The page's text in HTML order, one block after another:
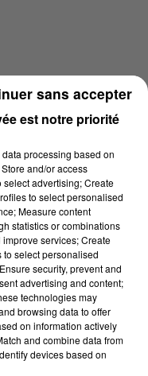
est notre priorité
processing based on
and/or access
advertising; Create
to select personalised
Measure content
statistics or combinations
services; Create
select personalised
security, prevent and
advertising and content;
technologies may
browsing data to offer
on information actively
and combine data from
devices based on
sans accepter